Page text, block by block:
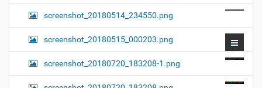
screenshot_20180514_234550.png
screenshot_20180515_000203.png
screenshot_20180720_183208-1.png